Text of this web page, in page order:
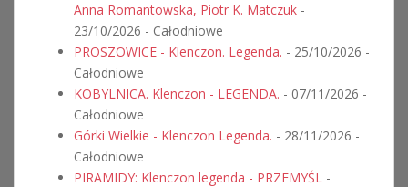
Anna Romantowska, Piotr K. Matczuk -
23/10/2026 - Całodniowe
PROSZOWICE - Klenczon. Legenda. - 25/10/2026 -
Całodniowe
KOBYLNICA. Klenczon - LEGENDA. - 07/11/2026 -
Całodniowe
Górki Wielkie - Klenczon Legenda. - 28/11/2026 -
Całodniowe
PIRAMIDY: Klenczon legenda - PRZEMYŚL -